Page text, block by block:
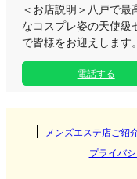
＜お店説明＞ 八戸で最
なコスプレ姿の天使級
で皆様をお迎えします
の疲れやストレスを
やかなコスプレと本
は、明るく親しみやす
らした衣装に身を包
プローチで、緊張を
ステが初めてという
電話する
メンズエステ店ご紹
プライバ